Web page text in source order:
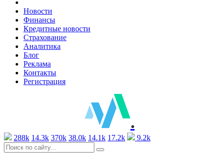
Новости
Финансы
Кредитные новости
Страхование
Аналитика
Блог
Реклама
Контакты
Регистрация
.
288k 14.3k 370k 38.0k 14.1k 17.2k 9.2k